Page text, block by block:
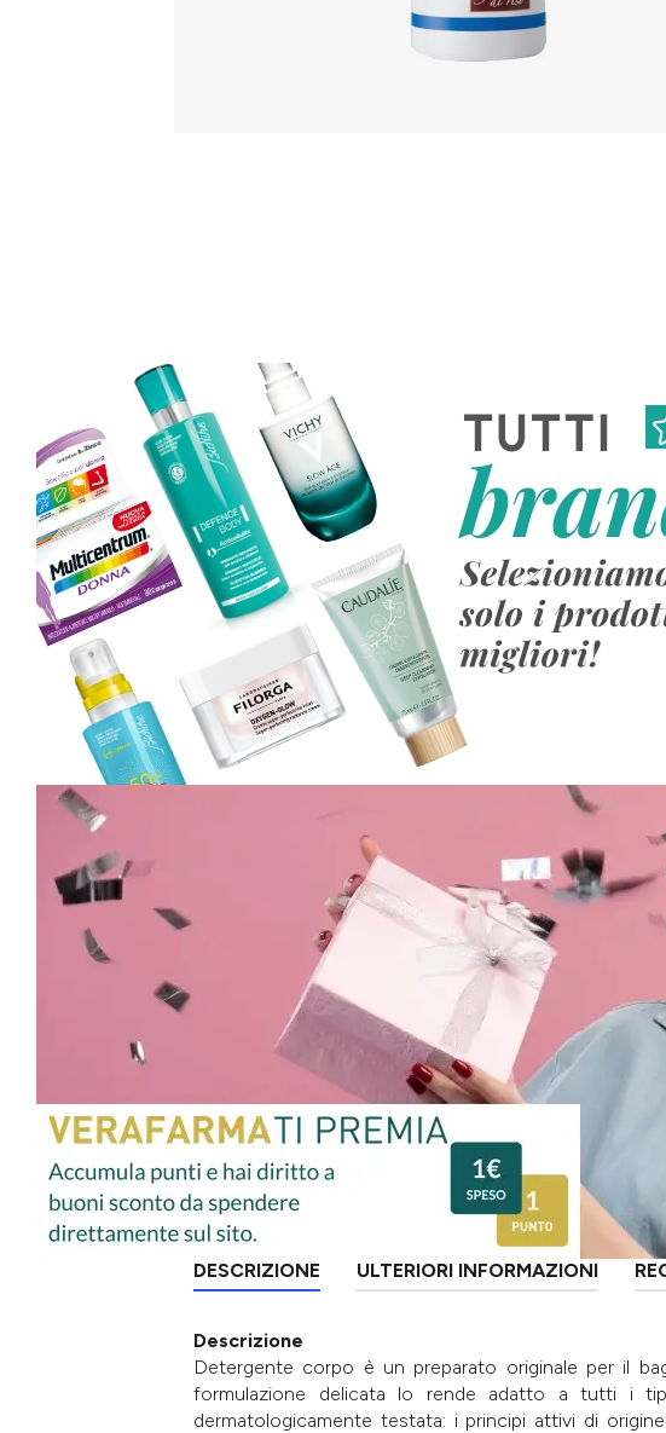
DESCRIZIONE ULTERIORI INFORMAZIONI
Descrizione
Detergente corpo è un preparato originale per il
formulazione delicata lo rende adatto a tutti i
dermatologicamente testata: i principi attivi di